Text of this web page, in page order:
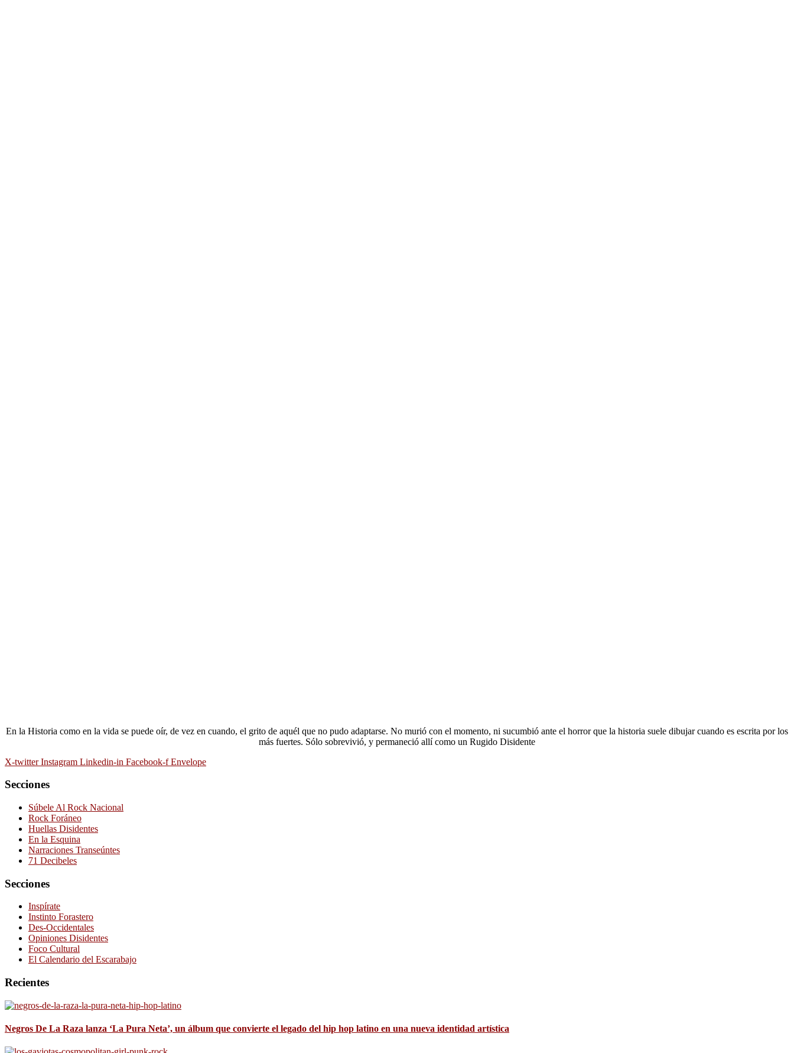
En la Historia como en la vida se puede oír, de vez en cuando, el grito de aquél que no pudo adaptarse. No murió con el momento, ni sucumbió ante el horror que la historia suele dibujar cuando es escrita por los
más fuertes. Sólo sobrevivió, y permaneció allí como un Rugido Disidente
X-twitter Instagram Linkedin-in Facebook-f Envelope
Secciones
Súbele Al Rock Nacional
Rock Foráneo
Huellas Disidentes
En la Esquina
Narraciones Transeúntes
71 Decibeles
Secciones
Inspírate
Instinto Forastero
Des-Occidentales
Opiniones Disidentes
Foco Cultural
El Calendario del Escarabajo
Recientes
Negros De La Raza lanza ‘La Pura Neta’, un álbum que convierte el legado del hip hop latino en una nueva identidad artística